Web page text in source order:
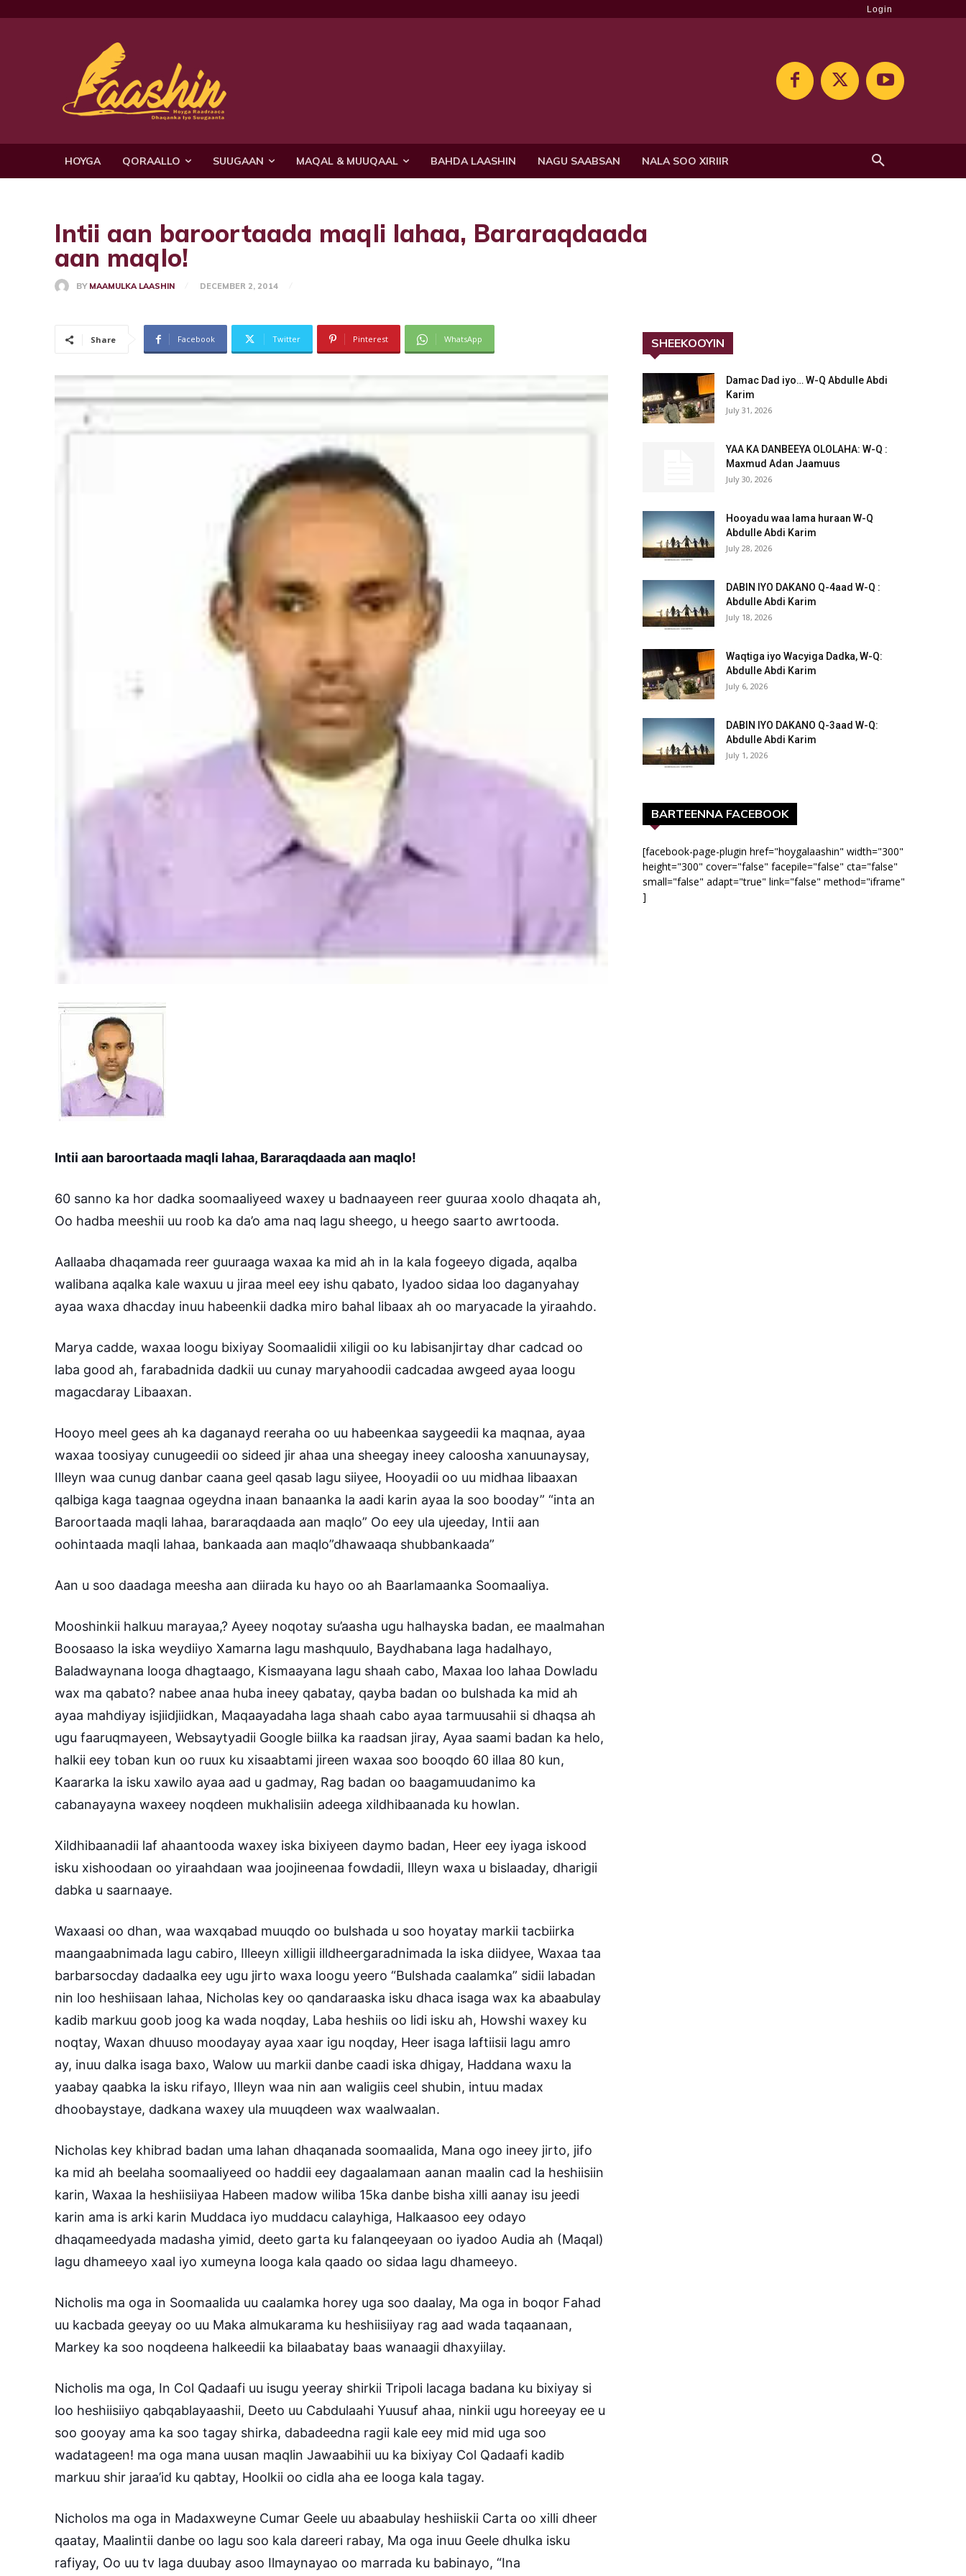
Login
HOYGA QORAALLO SUUGAAN MAQAL & MUUQAAL BAHDA LAASHIN NAGU SAABSAN NALA SOO XIRIIR
Intii aan baroortaada maqli lahaa, Bararaqdaada
aan maqlo!
BY MAAMULKA LAASHIN DECEMBER 2, 2014
Share Facebook Twitter Pinterest WhatsApp
Intii aan baroortaada maqli lahaa, Bararaqdaada aan maqlo!
60 sanno ka hor dadka soomaaliyeed waxey u badnaayeen reer guuraa xoolo dhaqata ah,
Oo hadba meeshii uu roob ka da’o ama naq lagu sheego, u heego saarto awrtooda.
Aallaaba dhaqamada reer guuraaga waxaa ka mid ah in la kala fogeeyo digada, aqalba
walibana aqalka kale waxuu u jiraa meel eey ishu qabato, Iyadoo sidaa loo daganyahay
ayaa waxa dhacday inuu habeenkii dadka miro bahal libaax ah oo maryacade la yiraahdo.
Marya cadde, waxaa loogu bixiyay Soomaalidii xiligii oo ku labisanjirtay dhar cadcad oo
laba good ah, farabadnida dadkii uu cunay maryahoodii cadcadaa awgeed ayaa loogu
magacdaray Libaaxan.
Hooyo meel gees ah ka daganayd reeraha oo uu habeenkaa saygeedii ka maqnaa, ayaa
waxaa toosiyay cunugeedii oo sideed jir ahaa una sheegay ineey caloosha xanuunaysay,
Illeyn waa cunug danbar caana geel qasab lagu siiyee, Hooyadii oo uu midhaa libaaxan
qalbiga kaga taagnaa ogeydna inaan banaanka la aadi karin ayaa la soo booday” “inta an
Baroortaada maqli lahaa, bararaqdaada aan maqlo” Oo eey ula ujeeday, Intii aan
oohintaada maqli lahaa, bankaada aan maqlo”dhawaaqa shubbankaada”
Aan u soo daadaga meesha aan diirada ku hayo oo ah Baarlamaanka Soomaaliya.
Mooshinkii halkuu marayaa,? Ayeey noqotay su’aasha ugu halhayska badan, ee maalmahan
Boosaaso la iska weydiiyo Xamarna lagu mashquulo, Baydhabana laga hadalhayo,
Baladwaynana looga dhagtaago, Kismaayana lagu shaah cabo, Maxaa loo lahaa Dowladu
wax ma qabato? nabee anaa huba ineey qabatay, qayba badan oo bulshada ka mid ah
ayaa mahdiyay isjiidjiidkan, Maqaayadaha laga shaah cabo ayaa tarmuusahii si dhaqsa ah
ugu faaruqmayeen, Websaytyadii Google biilka ka raadsan jiray, Ayaa saami badan ka helo,
halkii eey toban kun oo ruux ku xisaabtami jireen waxaa soo booqdo 60 illaa 80 kun,
Kaararka la isku xawilo ayaa aad u gadmay, Rag badan oo baagamuudanimo ka
cabanayayna waxeey noqdeen mukhalisiin adeega xildhibaanada ku howlan.
Xildhibaanadii laf ahaantooda waxey iska bixiyeen daymo badan, Heer eey iyaga iskood
isku xishoodaan oo yiraahdaan waa joojineenaa fowdadii, Illeyn waxa u bislaaday, dharigii
dabka u saarnaaye.
Waxaasi oo dhan, waa waxqabad muuqdo oo bulshada u soo hoyatay markii tacbiirka
maangaabnimada lagu cabiro, Illeeyn xilligii illdheergaradnimada la iska diidyee, Waxaa taa
barbarsocday dadaalka eey ugu jirto waxa loogu yeero “Bulshada caalamka” sidii labadan
nin loo heshiisaan lahaa, Nicholas key oo qandaraaska isku dhaca isaga wax ka abaabulay
kadib markuu goob joog ka wada noqday, Laba heshiis oo lidi isku ah, Howshi waxey ku
noqtay, Waxan dhuuso moodayay ayaa xaar igu noqday, Heer isaga laftiisii lagu amro
ay, inuu dalka isaga baxo, Walow uu markii danbe caadi iska dhigay, Haddana waxu la
yaabay qaabka la isku rifayo, Illeyn waa nin aan waligiis ceel shubin, intuu madax
dhoobaystaye, dadkana waxey ula muuqdeen wax waalwaalan.
Nicholas key khibrad badan uma lahan dhaqanada soomaalida, Mana ogo ineey jirto, jifo
ka mid ah beelaha soomaaliyeed oo haddii eey dagaalamaan aanan maalin cad la heshiisiin
karin, Waxaa la heshiisiiyaa Habeen madow wiliba 15ka danbe bisha xilli aanay isu jeedi
karin ama is arki karin Muddaca iyo muddacu calayhiga, Halkaasoo eey odayo
dhaqameedyada madasha yimid, deeto garta ku falanqeeyaan oo iyadoo Audia ah (Maqal)
lagu dhameeyo xaal iyo xumeyna looga kala qaado oo sidaa lagu dhameeyo.
Nicholis ma oga in Soomaalida uu caalamka horey uga soo daalay, Ma oga in boqor Fahad
uu kacbada geeyay oo uu Maka almukarama ku heshiisiiyay rag aad wada taqaanaan,
Markey ka soo noqdeena halkeedii ka bilaabatay baas wanaagii dhaxyiilay.
Nicholis ma oga, In Col Qadaafi uu isugu yeeray shirkii Tripoli lacaga badana ku bixiyay si
loo heshiisiiyo qabqablayaashii, Deeto uu Cabdulaahi Yuusuf ahaa, ninkii ugu horeeyay ee u
soo gooyay ama ka soo tagay shirka, dabadeedna ragii kale eey mid mid uga soo
wadatageen! ma oga mana uusan maqlin Jawaabihii uu ka bixiyay Col Qadaafi kadib
markuu shir jaraa’id ku qabtay, Hoolkii oo cidla aha ee looga kala tagay.
Nicholos ma oga in Madaxweyne Cumar Geele uu abaabulay heshiiskii Carta oo xilli dheer
qaatay, Maalintii danbe oo lagu soo kala dareeri rabay, Ma oga inuu Geele dhulka isku
rafiyay, Oo uu tv laga duubay asoo Ilmaynayao oo marrada ku babinayo, “Ina
SHEEKOOYIN
Damac Dad iyo… W-Q Abdulle Abdi
Karim
July 31, 2026
YAA KA DANBEEYA OLOLAHA: W-Q :
Maxmud Adan Jaamuus
July 30, 2026
Hooyadu waa lama huraan W-Q
Abdulle Abdi Karim
July 28, 2026
DABIN IYO DAKANO Q-4aad W-Q :
Abdulle Abdi Karim
July 18, 2026
Waqtiga iyo Wacyiga Dadka, W-Q:
Abdulle Abdi Karim
July 6, 2026
DABIN IYO DAKANO Q-3aad W-Q:
Abdulle Abdi Karim
July 1, 2026
BARTEENNA FACEBOOK
[facebook-page-plugin href="hoygalaashin" width="300"
height="300" cover="false" facepile="false" cta="false"
small="false" adapt="true" link="false" method="iframe"
]